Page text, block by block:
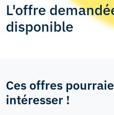
L'offre
disponible
Ces offres
intéresser !